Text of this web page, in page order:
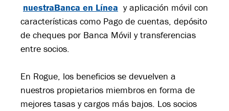
nuestraBanca en Línea y aplicación móvil con
características como Pago de cuentas, depósito
de cheques por Banca Móvil y transferencias
entre socios.
En Rogue, los beneficios se devuelven a
nuestros propietarios miembros en forma de
mejores tasas y cargos más bajos. Los socios